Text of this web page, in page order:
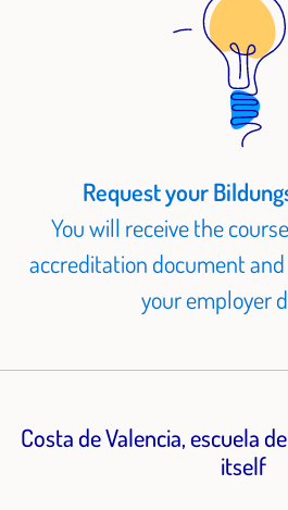
Request your
You will receive the
accreditation document
your employer
Costa de Valencia, escuela
itself